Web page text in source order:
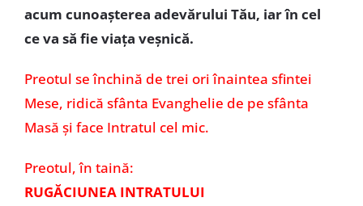
acum cunoașterea adevărului Tău, iar în cel
ce va să fie viața veșnică.
Preotul se închină de trei ori înaintea sfintei
Mese, ridică sfânta Evanghelie de pe sfânta
Masă și face Intratul cel mic.
Preotul, în taină:
RUGĂCIUNEA INTRATULUI